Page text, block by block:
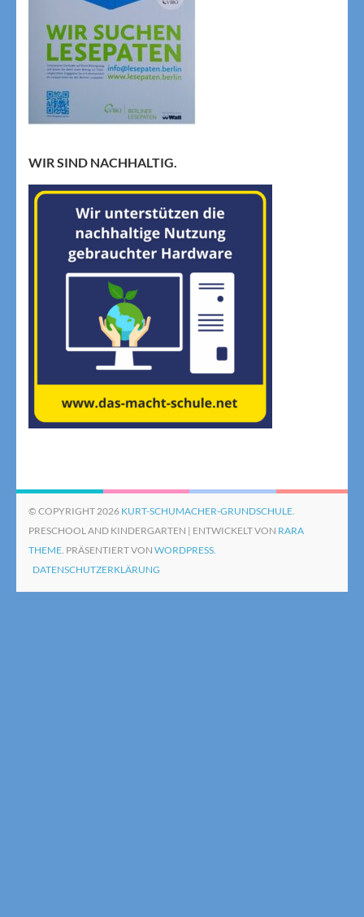
WIR SIND NACHHALTIG.
© COPYRIGHT 2026 KURT-SCHUMACHER-GRUNDSCHULE.
PRESCHOOL AND KINDERGARTEN | ENTWICKELT VON RARA
THEME. PRÄSENTIERT VON WORDPRESS.
DATENSCHUTZERKLÄRUNG